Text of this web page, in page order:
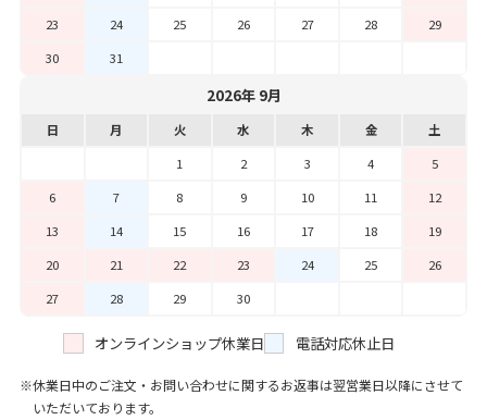
23
24 25 26 27 28
29
30
31
2026年 9月
日 月 火 水 木 金
土
1
2 3 4
5
6
7 8 9 10 11
12
13
14 15 16 17 18
19
20
21 22 23 24 25
26
27
28 29 30
オンラインショップ休業日 電話対応休止日
休業日中のご注文・お問い合わせに関するお返事は翌営業日以降にさせて
いただいております。